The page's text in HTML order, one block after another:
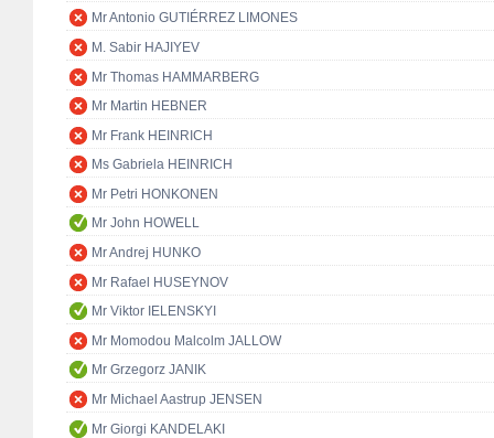
Mr Antonio GUTIÉRREZ LIMONES
M. Sabir HAJIYEV
Mr Thomas HAMMARBERG
Mr Martin HEBNER
Mr Frank HEINRICH
Ms Gabriela HEINRICH
Mr Petri HONKONEN
Mr John HOWELL
Mr Andrej HUNKO
Mr Rafael HUSEYNOV
Mr Viktor IELENSKYI
Mr Momodou Malcolm JALLOW
Mr Grzegorz JANIK
Mr Michael Aastrup JENSEN
Mr Giorgi KANDELAKI